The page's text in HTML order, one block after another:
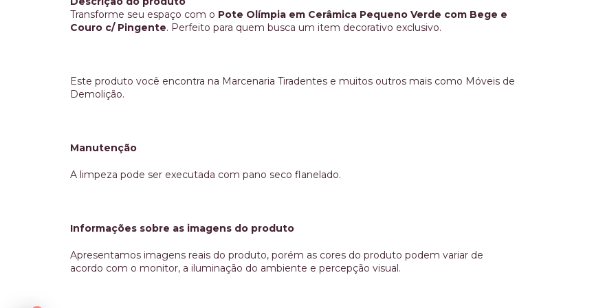
Transforme seu espaço com o Pote Olímpia em Cerâmica Pequeno Verde com Bege e
Couro c/ Pingente. Perfeito para quem busca um item decorativo exclusivo.
Este produto você encontra na Marcenaria Tiradentes e muitos outros mais como Móveis de
Demolição.
Manutenção
A limpeza pode ser executada com pano seco flanelado.
Informações sobre as imagens do produto
Apresentamos imagens reais do produto, porém as cores do produto podem variar de
acordo com o monitor, a iluminação do ambiente e percepção visual.